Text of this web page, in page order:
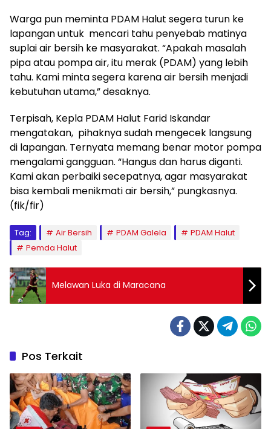
Warga pun meminta PDAM Halut segera turun ke
lapangan untuk mencari tahu penyebab matinya
suplai air bersih ke masyarakat. “Apakah masalah
pipa atau pompa air, itu merak (PDAM) yang lebih
tahu. Kami minta segera karena air bersih menjadi
kebutuhan utama,” desaknya.
Terpisah, Kepla PDAM Halut Farid Iskandar
mengatakan, pihaknya sudah mengecek langsung
di lapangan. Ternyata memang benar motor pompa
mengalami gangguan. “Hangus dan harus diganti.
Kami akan perbaiki secepatnya, agar masyarakat
bisa kembali menikmati air bersih,” pungkasnya.
(fik/fir)
Tag: Air Bersih PDAM Galela
PDAM Halut
Pemda Halut
Melawan Luka di Maracana
Pos Terkait